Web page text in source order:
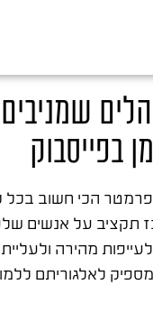
בפייסבוק
הכי חשוב בכל
תקציב על אנשים
מהירה
לאלגוריתם